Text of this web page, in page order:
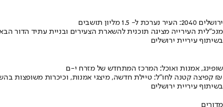
ירושלים 2040: העיר נערכת ל- 1.5 מליון תושבים
מנכ"לית העירייה מציגה תוכנית להשארת הצעירים ובניית עתיד הדור
בשיתוף עיריית ירושלים
שופינג, אמנות ואוכל: המרכז המתחדש של מזרח י-ם
קפיצה קטנה לחו"ל: טיילת חדשה, מיצגי אמנות, וכיכרות משופצות בהשקעה של 100 מיליון ₪
בשיתוף עיריית ירושלים
מדורים